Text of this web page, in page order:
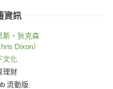
資訊
斯‧狄克森
Dixon）
文化
理財
流動版